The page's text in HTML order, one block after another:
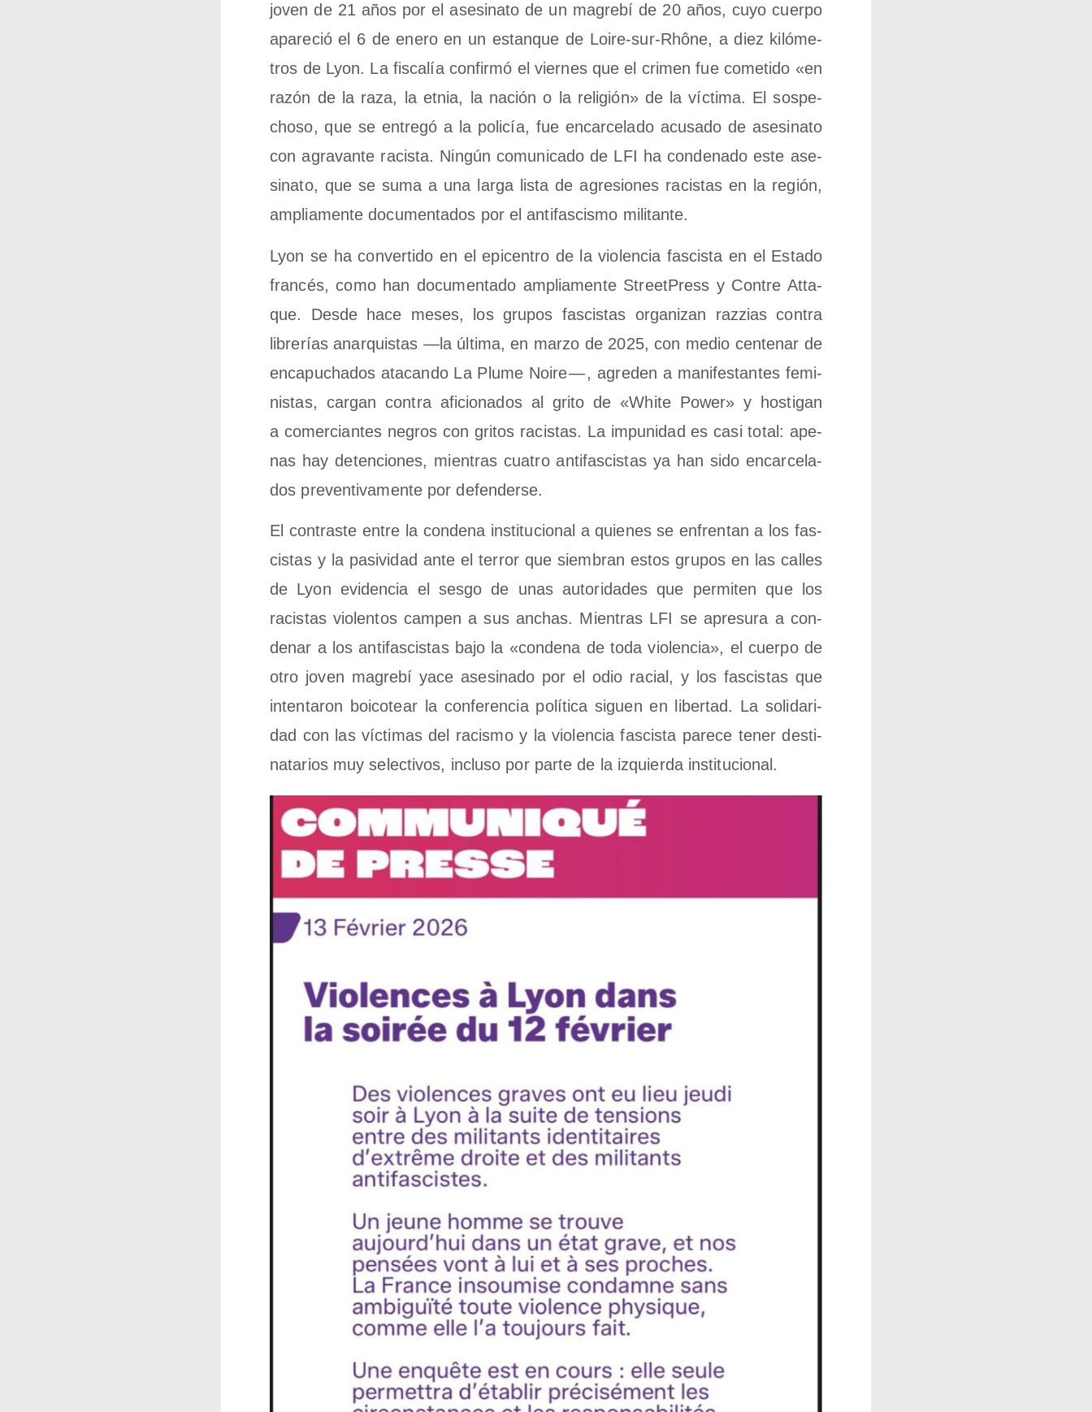
joven de 21 años por el ase­si­na­to de un magre­bí de 20 años, cuyo cuer­po
apa­re­ció el 6 de enero en un estan­que de Loi­re-sur-Rhô­ne, a diez kiló­me­
tros de Lyon. La fis­ca­lía con­fir­mó el vier­nes que el cri­men fue come­ti­do «en
razón de la raza, la etnia, la nación o la reli­gión» de la víc­ti­ma. El sos­pe­
cho­so, que se entre­gó a la poli­cía, fue encar­ce­la­do acu­sa­do de ase­si­na­to
con agra­van­te racis­ta. Nin­gún comu­ni­ca­do de LFI ha con­de­na­do este ase­
si­na­to, que se suma a una lar­ga lis­ta de agre­sio­nes racis­tas en la región,
amplia­men­te docu­men­ta­dos por el anti­fas­cis­mo militante.
Lyon se ha con­ver­ti­do en el epi­cen­tro de la vio­len­cia fas­cis­ta en el Esta­do
fran­cés, como han docu­men­ta­do amplia­men­te Street­Press y Con­tre Atta­
que. Des­de hace meses, los gru­pos fas­cis­tas orga­ni­zan raz­zias con­tra
libre­rías anar­quis­tas —la últi­ma, en mar­zo de 2025, con medio cen­te­nar de
enca­pu­cha­dos ata­can­do La Plu­me Noi­re — , agre­den a mani­fes­tan­tes femi­
nis­tas, car­gan con­tra afi­cio­na­dos al gri­to de «Whi­te Power» y hos­ti­gan
a comer­cian­tes negros con gri­tos racis­tas. La impu­ni­dad es casi total: ape­
nas hay deten­cio­nes, mien­tras cua­tro anti­fas­cis­tas ya han sido encar­ce­la­
dos pre­ven­ti­va­men­te por defenderse.
El con­tras­te entre la con­de­na ins­ti­tu­cio­nal a quie­nes se enfren­tan a los fas­
cis­tas y la pasi­vi­dad ante el terror que siem­bran estos gru­pos en las calles
de Lyon evi­den­cia el ses­go de unas auto­ri­da­des que per­mi­ten que los
racis­tas vio­len­tos cam­pen a sus anchas. Mien­tras LFI se apre­su­ra a con­
de­nar a los anti­fas­cis­tas bajo la «con­de­na de toda vio­len­cia», el cuer­po de
otro joven magre­bí yace ase­si­na­do por el odio racial, y los fas­cis­tas que
inten­ta­ron boi­co­tear la con­fe­ren­cia polí­ti­ca siguen en liber­tad. La soli­da­ri­
dad con las víc­ti­mas del racis­mo y la vio­len­cia fas­cis­ta pare­ce tener des­ti­
na­ta­rios muy selec­ti­vos, inclu­so por par­te de la izquier­da institucional.